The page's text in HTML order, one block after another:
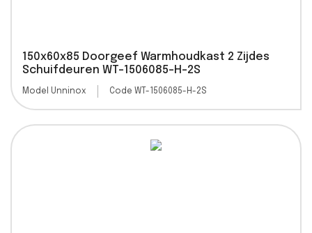
150x60x85 Doorgeef Warmhoudkast 2 Zijdes
Schuifdeuren WT-1506085-H-2S
Model Unninox Code WT-1506085-H-2S